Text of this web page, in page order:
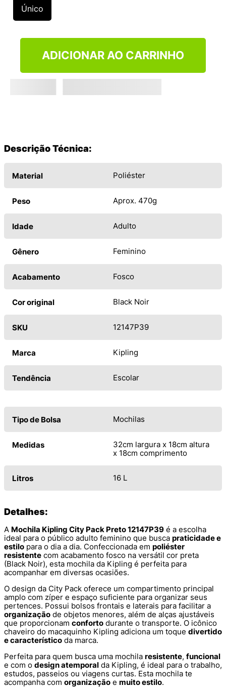
Único
ADICIONAR AO CARRINHO
Descrição Técnica:
Material Poliéster
Peso Aprox. 470g
Idade Adulto
Gênero Feminino
Acabamento Fosco
Cor original Black Noir
SKU 12147P39
Marca Kipling
Tendência Escolar
Tipo de Bolsa Mochilas
Medidas
32cm largura x 18cm altura
x 18cm comprimento
Litros 16 L
Detalhes:
A Mochila Kipling City Pack Preto 12147P39 é a escolha
ideal para o público adulto feminino que busca praticidade e
estilo para o dia a dia. Confeccionada em poliéster
resistente com acabamento fosco na versátil cor preta
(Black Noir), esta mochila da Kipling é perfeita para
acompanhar em diversas ocasiões.
O design da City Pack oferece um compartimento principal
amplo com zíper e espaço suficiente para organizar seus
pertences. Possui bolsos frontais e laterais para facilitar a
organização de objetos menores, além de alças ajustáveis
que proporcionam conforto durante o transporte. O icônico
chaveiro do macaquinho Kipling adiciona um toque divertido
e característico da marca.
Perfeita para quem busca uma mochila resistente, funcional
e com o design atemporal da Kipling, é ideal para o trabalho,
estudos, passeios ou viagens curtas. Esta mochila te
acompanha com organização e muito estilo.
º
VEJA COUNTRY
10º NEW 530